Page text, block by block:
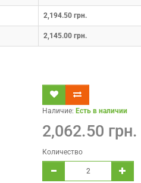
2,194.50 грн.
2,145.00 грн.
Наличие: Есть в наличии
2,062.50 грн.
Количество